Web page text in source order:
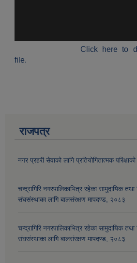
Click here to
file.
राजपत्र
नगर प्रहरी सेवाको लागि प्रतियोगितात्मक
चन्द्रागिरि नगरपालिकाभित्र रहेका सामुदायिक
संघसंस्थाका लागि बालसंरक्षण मापदण्ड, २०८३
चन्द्रागिरि नगरपालिकाभित्र रहेका सामुदायिक
संघसंस्थाका लागि बालसंरक्षण मापदण्ड, २०८३